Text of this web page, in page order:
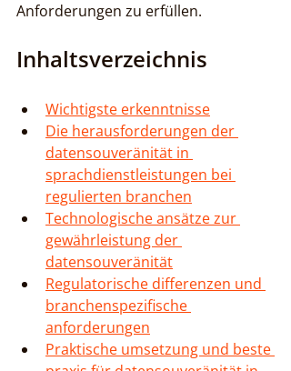
Anforderungen zu erfüllen.
Inhaltsverzeichnis
Wichtigste erkenntnisse
Die herausforderungen der
datensouveränität in
sprachdienstleistungen bei
regulierten branchen
Technologische ansätze zur
gewährleistung der
datensouveränität
Regulatorische differenzen und
branchenspezifische
anforderungen
Praktische umsetzung und beste